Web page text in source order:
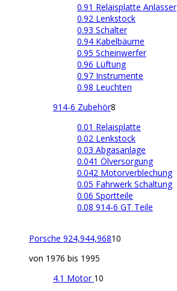
0.91 Relaisplatte Anlasser
0.92 Lenkstock
0.93 Schalter
0.94 Kabelbäume
0.95 Scheinwerfer
0.96 Lüftung
0.97 Instrumente
0.98 Leuchten
914-6 Zubehör8
0.01 Relaisplatte
0.02 Lenkstock
0.03 Abgasanlage
0.041 Ölversorgung
0.042 Motorverblechung
0.05 Fahrwerk Schaltung
0.06 Sportteile
0.08 914-6 GT Teile
Porsche 924,944,96810
von 1976 bis 1995
4.1 Motor 10